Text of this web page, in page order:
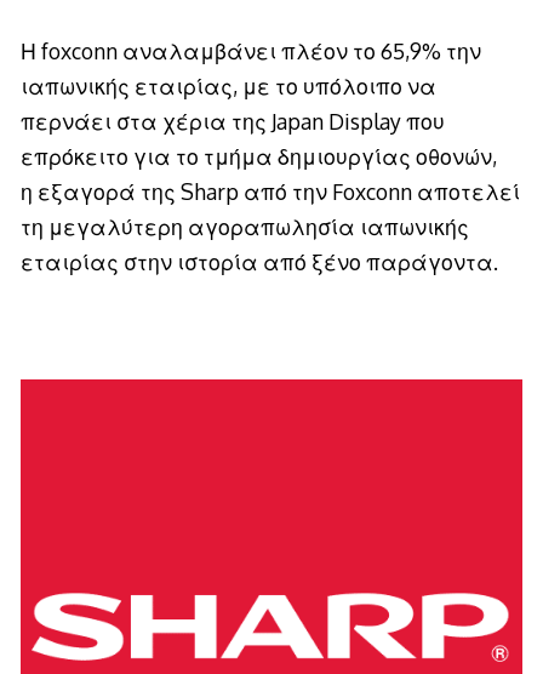
Η foxconn αναλαμβάνει πλέον το 65,9% την
ιαπωνικής εταιρίας, με το υπόλοιπο να
περνάει στα χέρια της Japan Display που
επρόκειτο για το τμήμα δημιουργίας οθονών,
η εξαγορά της Sharp από την Foxconn αποτελεί
τη μεγαλύτερη αγοραπωλησία ιαπωνικής
εταιρίας στην ιστορία από ξένο παράγοντα.